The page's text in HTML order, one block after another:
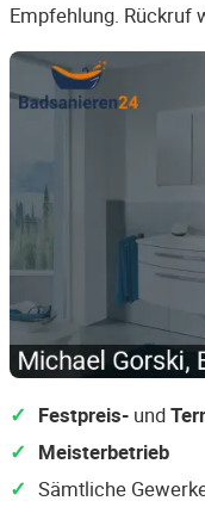
Empfehlung. Rückruf
Festpreis- und
Meisterbetrieb
Sämtliche